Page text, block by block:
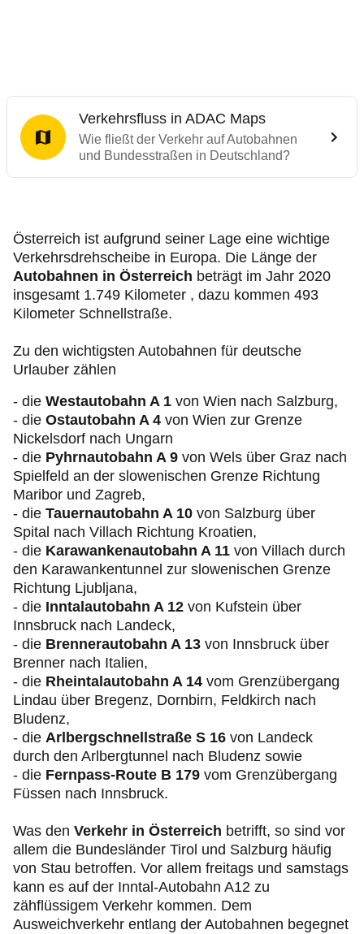
Verkehrsfluss in ADAC Maps
Wie fließt der Verkehr auf Autobahnen
und Bundesstraßen in Deutschland?
Österreich ist aufgrund seiner Lage eine wichtige
Verkehrsdrehscheibe in Europa. Die Länge der
Autobahnen in Österreich beträgt im Jahr 2020
insgesamt 1.749 Kilometer , dazu kommen 493
Kilometer Schnellstraße.
Zu den wichtigsten Autobahnen für deutsche
Urlauber zählen
- die Westautobahn A 1 von Wien nach Salzburg,
- die Ostautobahn A 4 von Wien zur Grenze
Nickelsdorf nach Ungarn
- die Pyhrnautobahn A 9 von Wels über Graz nach
Spielfeld an der slowenischen Grenze Richtung
Maribor und Zagreb,
- die Tauernautobahn A 10 von Salzburg über
Spital nach Villach Richtung Kroatien,
- die Karawankenautobahn A 11 von Villach durch
den Karawankentunnel zur slowenischen Grenze
Richtung Ljubljana,
- die Inntalautobahn A 12 von Kufstein über
Innsbruck nach Landeck,
- die Brennerautobahn A 13 von Innsbruck über
Brenner nach Italien,
- die Rheintalautobahn A 14 vom Grenzübergang
Lindau über Bregenz, Dornbirn, Feldkirch nach
Bludenz,
- die Arlbergschnellstraße S 16 von Landeck
durch den Arlbergtunnel nach Bludenz sowie
- die Fernpass-Route B 179 vom Grenzübergang
Füssen nach Innsbruck.
Was den Verkehr in Österreich betrifft, so sind vor
allem die Bundesländer Tirol und Salzburg häufig
von Stau betroffen. Vor allem freitags und samstags
kann es auf der Inntal-Autobahn A12 zu
zähflüssigem Verkehr kommen. Dem
Ausweichverkehr entlang der Autobahnen begegnet